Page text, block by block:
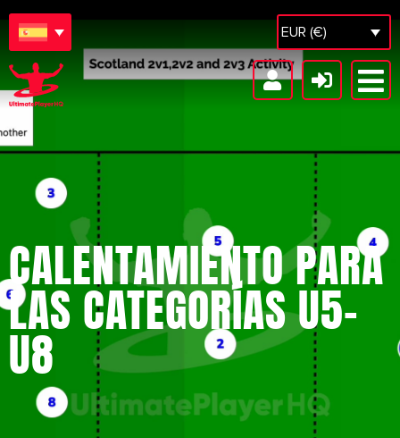
EUR (€)
CALENTAMIENTO PARA
LAS CATEGORÍAS U5-
U8